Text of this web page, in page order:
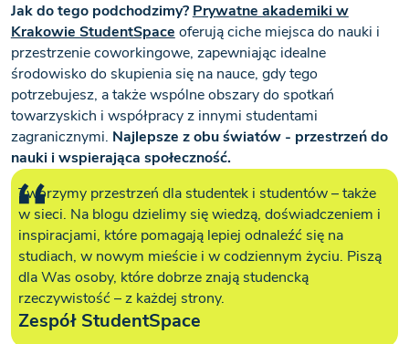
Jak do tego podchodzimy? Prywatne akademiki w
Krakowie StudentSpace oferują ciche miejsca do nauki i
przestrzenie coworkingowe, zapewniając idealne
środowisko do skupienia się na nauce, gdy tego
potrzebujesz, a także wspólne obszary do spotkań
towarzyskich i współpracy z innymi studentami
zagranicznymi. Najlepsze z obu światów - przestrzeń do
nauki i wspierająca społeczność.
Tworzymy przestrzeń dla studentek i studentów – także
w sieci. Na blogu dzielimy się wiedzą, doświadczeniem i
inspiracjami, które pomagają lepiej odnaleźć się na
studiach, w nowym mieście i w codziennym życiu. Piszą
dla Was osoby, które dobrze znają studencką
rzeczywistość – z każdej strony.
Zespół StudentSpace